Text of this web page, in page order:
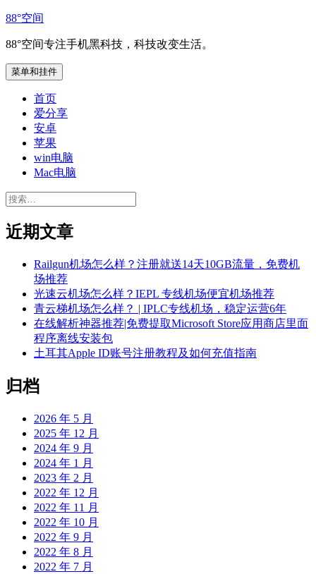
跳
内
容
88°空间
88°空间专注手机黑科技，科技改变生活。
菜单和挂件
首页
爱分享
安卓
苹果
win电脑
Mac电脑
搜
近期文章
Railgun机场怎么样？注册就送14天10GB流量，免费机
场推荐
光速云机场怎么样？IEPL 专线机场便宜机场推荐
青云梯机场怎么样？ | IPLC专线机场，稳定运营6年
在线解析神器推荐|免费提取Microsoft Store应用商店里面
程序离线安装包
土耳其Apple ID账号注册教程及如何充值指南
归档
2026 年 5 月
2025 年 12 月
2024 年 9 月
2024 年 1 月
2023 年 2 月
2022 年 12 月
2022 年 11 月
2022 年 10 月
2022 年 9 月
2022 年 8 月
2022 年 7 月